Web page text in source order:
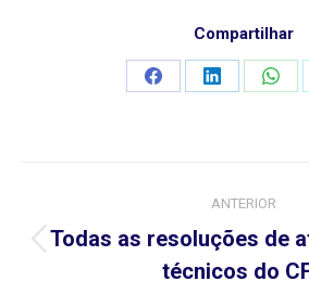
Compartilhar
CompartilharCompartilhar
navigation
ANTERIOR
project:
Todas as resoluções de
técnicos do